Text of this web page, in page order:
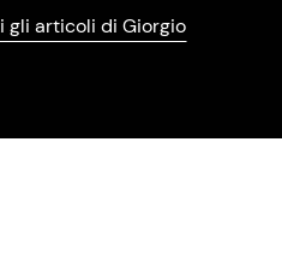
gli articoli di Giorgio